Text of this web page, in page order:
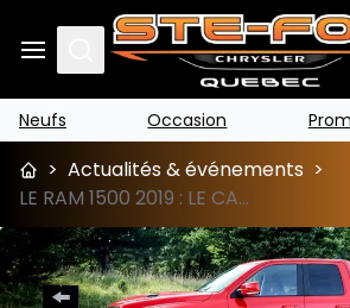
Search
Neufs Occasion
> Actualités & événements >
LE RAM 1500 2019 : LE CAMION DE L’ANNÉE SELON MOTORTREND! - Sainte-Foy Chrysler